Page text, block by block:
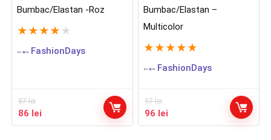
Bumbac/Elastan -Roz
★ ★ ★ ★ ★
FashionDays
87lei
Prețul
inițial
86 lei
curent
Bumbac/Elastan –
Multicolor
★ ★ ★ ★ ★
FashionDays
97lei
Prețul
inițial
96 lei
curent